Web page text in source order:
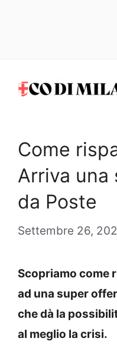
Come
Arriva
da Poste
Settembre 26,
Scopriamo come
ad una super
che dà la
al meglio la crisi.